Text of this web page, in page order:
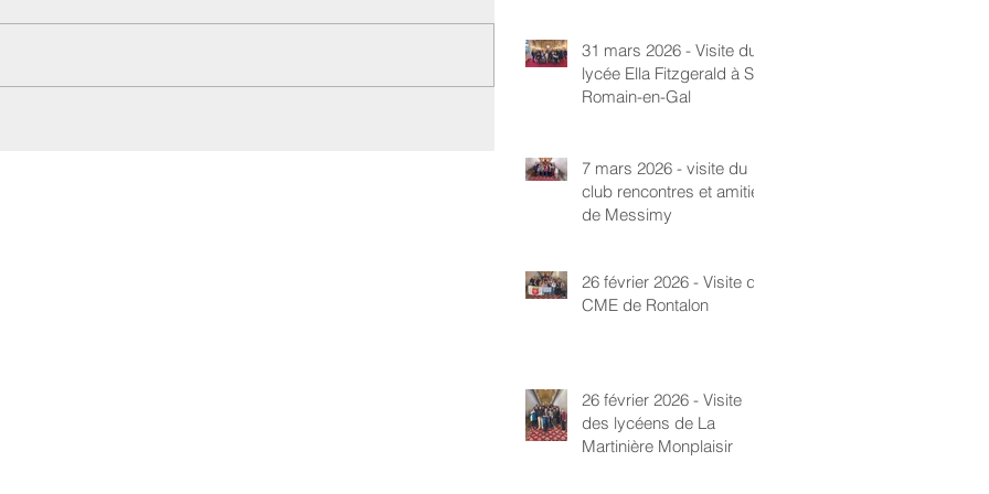
31 mars 2026 - Visite du
lycée Ella Fitzgerald à St-
Romain-en-Gal
7 mars 2026 - visite du
club rencontres et amitié
de Messimy
26 février 2026 - Visite du
CME de Rontalon
26 février 2026 - Visite
des lycéens de La
Martinière Monplaisir